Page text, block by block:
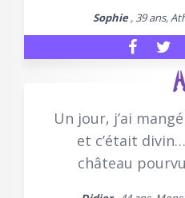
Sophie, 39 ans,
Un jour, j’ai
et c’était
château